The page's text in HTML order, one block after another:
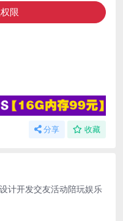
限
分享 收藏
计开发交友活动陪玩娱乐